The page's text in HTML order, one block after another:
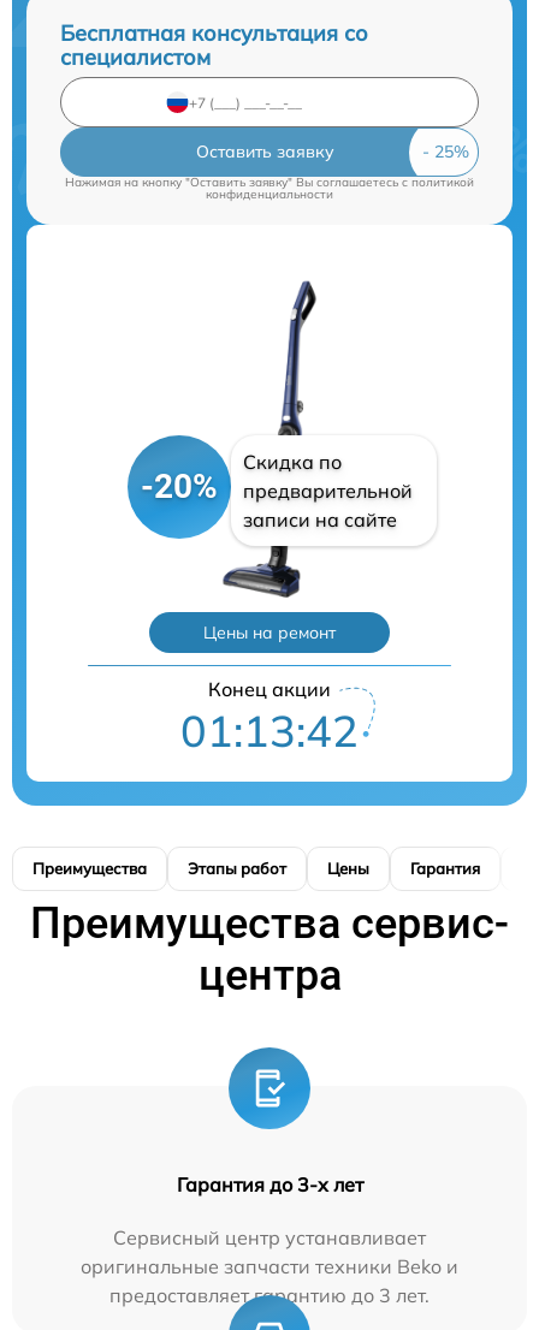
Бесплатная консультация со
специалистом
Оставить заявку
Нажимая на кнопку "Оставить заявку" Вы соглашаетесь c политикой
конфиденциальности
-20%
Скидка по
предварительной
записи на сайте
Цены на ремонт
Конец акции
01:13:40
Преимущества Этапы работ Цены Гарантия
Преимущества сервис-
центра
Гарантия до 3-х лет
Сервисный центр устанавливает
оригинальные запчасти техники Beko и
предоставляет гарантию до 3 лет.